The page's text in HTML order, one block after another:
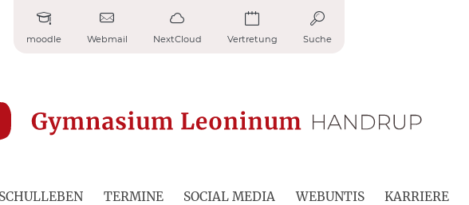
moodle Webmail NextCloud Vertretung Suche
TERMINE SOCIAL MEDIA WEBUNTIS KARRIERE